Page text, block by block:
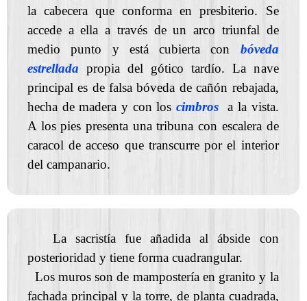
la cabecera que conforma en presbiterio. Se
accede a ella a través de un arco triunfal de
medio punto y está cubierta con bóveda
estrellada propia del gótico tardío. La nave
principal es de falsa bóveda de cañón rebajada,
hecha de madera y con los cimbrosa la vista.
A los pies presenta una tribuna con escalera de
caracol de acceso que transcurre por el interior
del campanario.
La sacristía fue añadida al ábside con
posterioridad y tiene forma cuadrangular.
Los muros son de mampostería en granito y la
fachada principal y la torre, de planta cuadrada,